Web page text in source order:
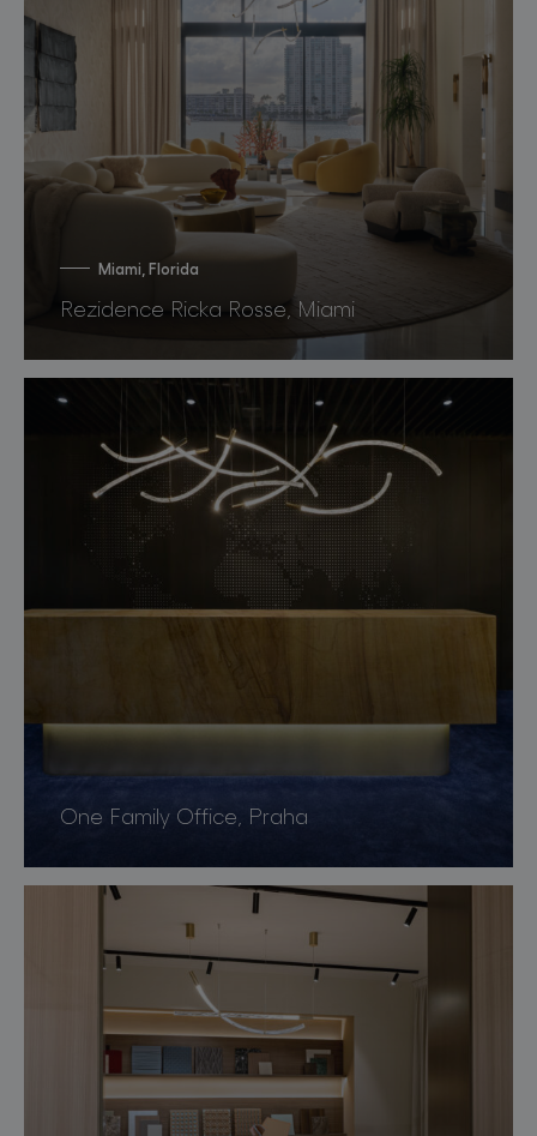
Miami, Florida
Rezidence Ricka Rosse, Miami
One Family Office, Praha